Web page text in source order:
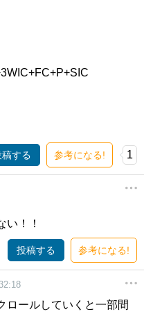
稿する 参考になる! 1
い！！
投稿する 参考になる!
ロールしていくと一部間